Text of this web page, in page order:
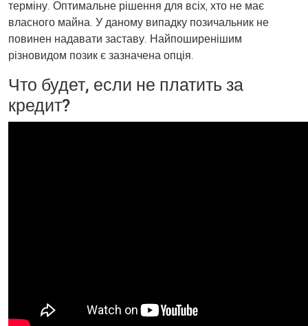
терміну. Оптимальне рішення для всіх, хто не має
власного майна. У даному випадку позичальник не
повинен надавати заставу. Найпоширенішим
різновидом позик є зазначена опція.
Что будет, если не платить за
кредит?